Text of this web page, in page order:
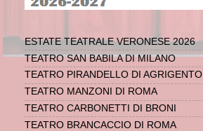
ESTATE TEATRALE VERONESE 2026
TEATRO SAN BABILA DI MILANO
TEATRO PIRANDELLO DI AGRIGENTO
TEATRO MANZONI DI ROMA
TEATRO CARBONETTI DI BRONI
TEATRO BRANCACCIO DI ROMA